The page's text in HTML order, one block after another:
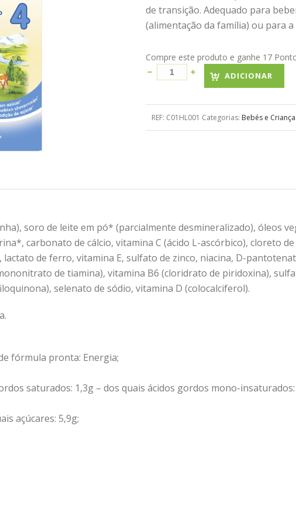
de transição. Adequado para
(alimentação da família) ou para
Compre este produto e ganhe 17
ADICIONAR
REF: C01HL001 Categorias: Bebés e
soro de leite em pó* (parcialmente desmineralizado), óleos
carbonato de cálcio, vitamina C (ácido L-ascórbico), cloreto
de ferro, vitamina E, sulfato de zinco, niacina, D-
de tiamina), vitamina B6 (cloridrato de piridoxina),
selenato de sódio, vitamina D (colocalciferol).
fórmula pronta: Energia;
saturados: 1,3g – dos quais ácidos gordos mono-
açúcares: 5,9g;